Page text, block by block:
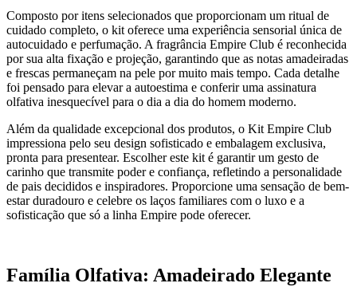
Composto por itens selecionados que proporcionam um ritual de
cuidado completo, o kit oferece uma experiência sensorial única de
autocuidado e perfumação. A fragrância Empire Club é reconhecida
por sua alta fixação e projeção, garantindo que as notas amadeiradas
e frescas permaneçam na pele por muito mais tempo. Cada detalhe
foi pensado para elevar a autoestima e conferir uma assinatura
olfativa inesquecível para o dia a dia do homem moderno.
Além da qualidade excepcional dos produtos, o Kit Empire Club
impressiona pelo seu design sofisticado e embalagem exclusiva,
pronta para presentear. Escolher este kit é garantir um gesto de
carinho que transmite poder e confiança, refletindo a personalidade
de pais decididos e inspiradores. Proporcione uma sensação de bem-
estar duradouro e celebre os laços familiares com o luxo e a
sofisticação que só a linha Empire pode oferecer.
Família Olfativa: Amadeirado Elegante